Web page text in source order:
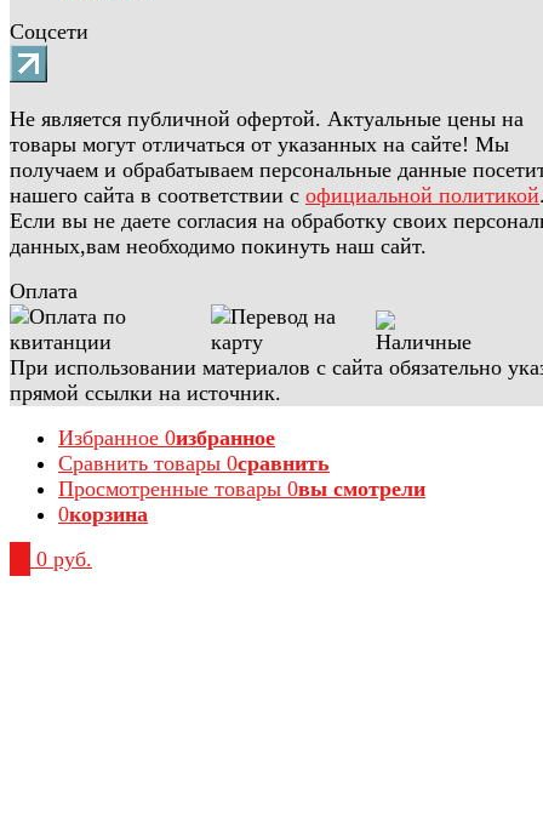
Соцсети
Не является публичной офертой. Актуальные цены на
товары могут отличаться от указанных на сайте! Мы
получаем и обрабатываем персональные данные
нашего сайта в соответствии с официальной политикой
Если вы не даете согласия на обработку своих
данных,вам необходимо покинуть наш сайт.
Оплата
При использовании материалов с сайта обязательно
прямой ссылки на источник.
Избранное 0избранное
Сравнить товары 0сравнить
Просмотренные товары 0вы смотрели
0корзина
0 руб.